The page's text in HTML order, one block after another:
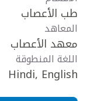
طب الأعصاب
المعاهد
معهد الأعصاب
اللغة المنطوقة
Hindi, English